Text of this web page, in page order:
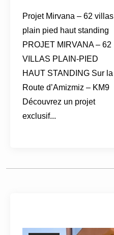
Projet Mirvana – 62 villas
plain pied haut standing
PROJET MIRVANA – 62
VILLAS PLAIN-PIED
HAUT STANDING Sur la
Route d’Amizmiz – KM9
Découvrez un projet
exclusif...